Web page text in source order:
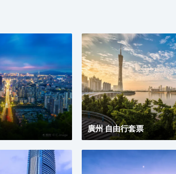
廣州 自由行套票